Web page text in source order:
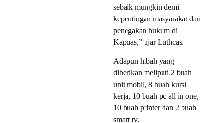
sebaik mungkin demi
kepentingan masyarakat dan
penegakan hukum di
Kapuas,” ujar Luthcas.
Adapun hibah yang
diberikan meliputi 2 buah
unit mobil, 8 buah kursi
kerja, 10 buah pc all in one,
10 buah printer dan 2 buah
smart tv.